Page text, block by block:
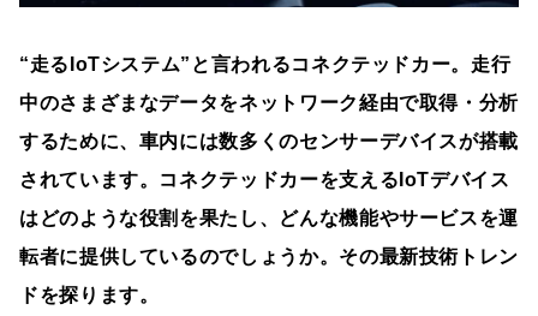
“走るIoTシステム”と言われるコネクテッドカー。走行
中のさまざまなデータをネットワーク経由で取得・分析
するために、車内には数多くのセンサーデバイスが搭載
されています。コネクテッドカーを支えるIoTデバイス
はどのような役割を果たし、どんな機能やサービスを運
転者に提供しているのでしょうか。その最新技術トレン
ドを探ります。